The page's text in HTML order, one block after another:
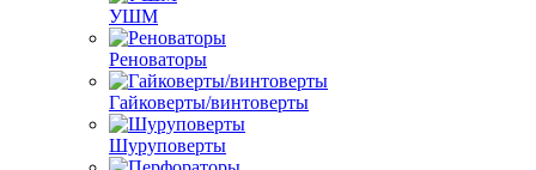
УШМ
Реноваторы
Гайковерты/винтоверты
Шуруповерты